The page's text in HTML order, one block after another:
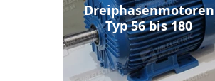
Dreiphasenmotoren
Typ 56 bis 180